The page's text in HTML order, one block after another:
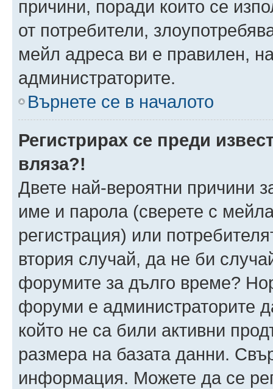
причини, поради които се
от потребители,
мейл адреса ви е правилен,
администраторите.
Върнете се в началото
Регистрирах се преди
вляза?!
Двете най-вероятни причини
име и парола (сверете с
регистрация) или
втория случай, да не би
форумите за дълго време?
форуми е администраторите
който не са били активни
размера на базата данни.
информация. Можете да се